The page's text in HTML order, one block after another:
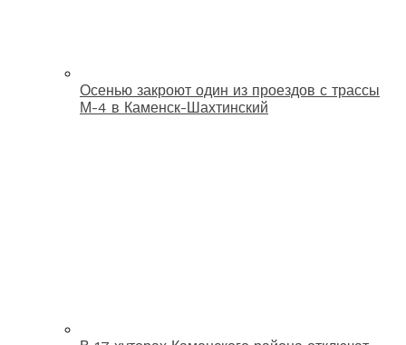
Осенью закроют один из проездов с трассы
М-4 в Каменск-Шахтинский